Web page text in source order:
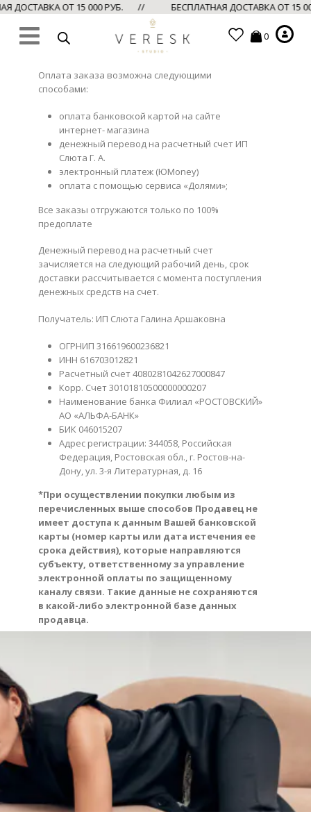
ДОСТАВКА ОТ 15 000 РУБ. // БЕСПЛАТНАЯ ДОСТАВКА ОТ
0
Оплата заказа возможна следующими
способами:
оплата банковской картой на сайте
интернет- магазина
денежный перевод на расчетный счетИП
Слюта Г. А.
электронный платеж (ЮMoney)
оплата с помощью сервиса «Долями»;
Все заказы отгружаются только по 100%
предоплате
Денежный перевод на расчетный счет
зачисляется на следующий рабочий день, срок
доставки рассчитывается с момента поступления
денежных средств на счет.
Получатель: ИП Слюта Галина Аршаковна
ОГРНИП 316619600236821
ИНН 616703012821
Расчетный счет 4080281042627000847
Корр. Счет 30101810500000000207
Наименование банка Филиал «РОСТОВСКИЙ»
АО «АЛЬФА-БАНК»
БИК 046015207
Адрес регистрации: 344058, Российская
Федерация, Ростовская обл., г. Ростов-на-
Дону, ул. 3-я Литературная, д. 16
*При осуществлении покупки любым из
перечисленных выше способов Продавец не
имеет доступа к данным Вашей банковской
карты (номер карты или дата истечения ее
срока действия), которые направляются
субъекту, ответственному за управление
электронной оплаты по защищенному
каналу связи. Такие данные не сохраняются
в какой-либо электронной базе данных
продавца.
Контакты
Сотрудничество с дизайнерами
Оферта
Политика конфиденциальности
© 2016-2026 | VERESK studio